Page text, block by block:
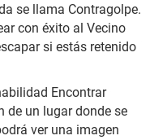
se llama Contragolpe.
con éxito al Vecino
si estás retenido
Encontrar
de un lugar donde se
ver una imagen